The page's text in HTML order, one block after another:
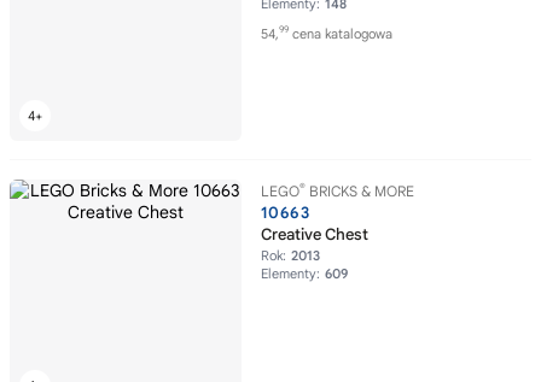
Elementy: 148
54,99 cena katalogowa
LEGO® BRICKS & MORE
10663
Creative Chest
Rok: 2013
Elementy: 609